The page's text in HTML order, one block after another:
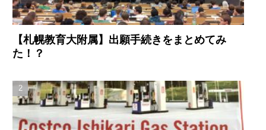
【札幌教育大附属】出願手続きをまとめてみ
た！？